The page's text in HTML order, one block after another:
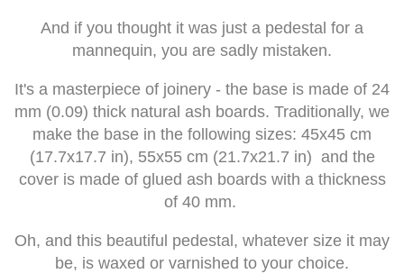
And if you thought it was just a pedestal for a
mannequin, you are sadly mistaken.
It's a masterpiece of joinery - the base is made of 24
mm (0.09) thick natural ash boards. Traditionally, we
make the base in the following sizes: 45x45 cm
(17.7x17.7 in), 55x55 cm (21.7x21.7 in) and the
cover is made of glued ash boards with a thickness
of 40 mm.
Oh, and this beautiful pedestal, whatever size it may
be, is waxed or varnished to your choice.